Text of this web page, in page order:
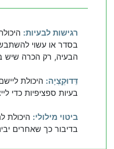
רגישות לבעיות:
בסדר או עשוי
הבעיה, רק הכרה שיש
דֵּדוּקְְצְיָה: היכולת
בעיות ספציפיות כדי
ביטוי מילולי: היכולת
בדיבור כך שאחרים